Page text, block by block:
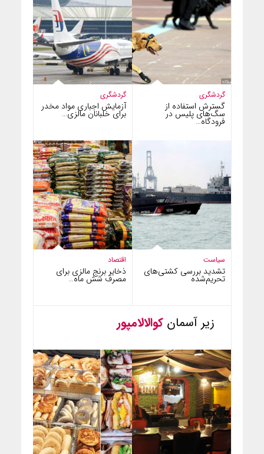
گردشگری
آزمایش اجباری مواد مخدر
برای خلبانان مالزی…
گردشگری
گسترش استفاده از
سگ‌های پلیس در
فرودگاه…
اقتصاد
ذخایر برنج مالزی برای
مصرف شش ماه…
سیاست
تشدید بررسی کشتی‌های
تحریم‌شده
زیر آسمان کوالالامپور